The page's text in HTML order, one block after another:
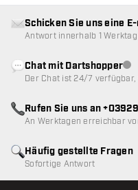
Häufig gestellte Fragen
Sofortige Antwort
Schicken Sie uns eine
Antwort innerhalb 1 Werktag
Chat mit Dartshopper
Der Chat ist 24/7 verfügbar,
Rufen Sie uns an
An Werktagen erreichbar